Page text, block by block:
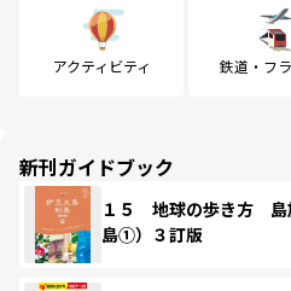
アクティビティ 鉄道・フ
新刊ガイドブック
１５ 地球の歩き方
島①）３訂版